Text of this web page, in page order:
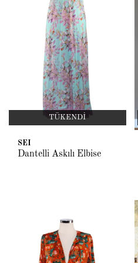
TÜKENDI
SEI
Dantelli Askılı Elbise